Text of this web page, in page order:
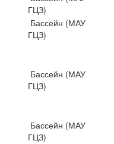
ГЦЗ)
Бассейн (МАУ
ГЦЗ)
Бассейн (МАУ
ГЦЗ)
Бассейн (МАУ
ГЦЗ)